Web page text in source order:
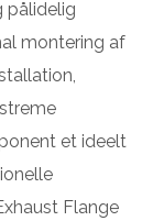
pålidelig
montering af
et ideelt
Flange